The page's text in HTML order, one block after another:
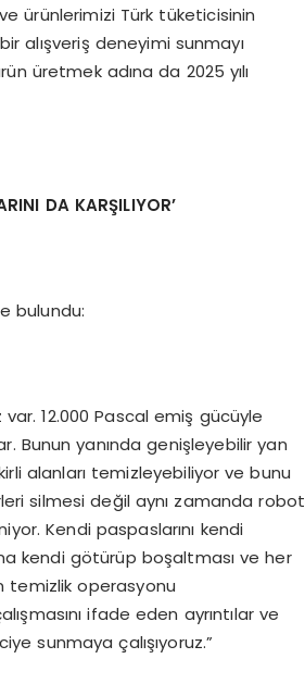
ürünlerimizi Türk tüketicisinin
alışveriş deneyimi sunmayı
üretmek adına da 2025 yılı
DA KARŞILIYOR’
bulundu:
12.000 Pascal emiş gücüyle
Bunun yanında genişleyebilir yan
alanları temizleyebiliyor ve bunu
silmesi değil aynı zamanda robot
Kendi paspaslarını kendi
kendi götürüp boşaltması ve her
temizlik operasyonu
ifade eden ayrıntılar ve
sunmaya çalışıyoruz.”